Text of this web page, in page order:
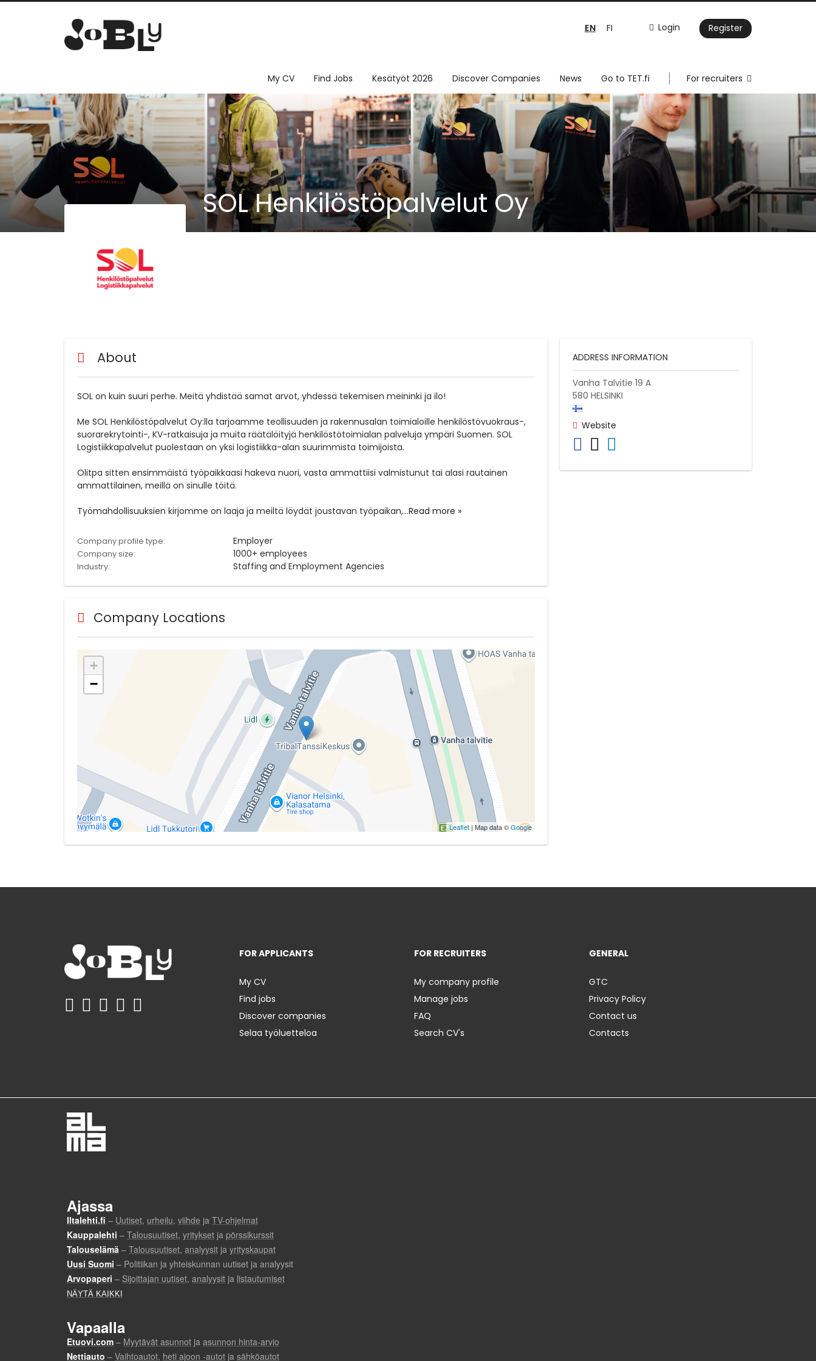
Login Register
EN FI
My CV Find Jobs Kesätyöt 2026 Discover Companies News Go to TET.fi For recruiters
SOL Henkilöstöpalvelut Oy
About
SOL on kuin suuri perhe. Meitä yhdistää samat arvot, yhdessä tekemisen meininki ja ilo!
Me SOL Henkilöstöpalvelut Oy:lla tarjoamme teollisuuden ja rakennusalan toimialoille henkilöstövuokraus-,
suorarekrytointi-, KV-ratkaisuja ja muita räätälöityjä henkilöstötoimialan palveluja ympäri Suomen. SOL
Logistiikkapalvelut puolestaan on yksi logistiikka-alan suurimmista toimijoista.
Olitpa sitten ensimmäistä työpaikkaasi hakeva nuori, vasta ammattiisi valmistunut tai alasi rautainen
ammattilainen, meillä on sinulle töitä.
Työmahdollisuuksien kirjomme on laaja ja meiltä löydät joustavan työpaikan,...Read more »
Company profile type: Employer
Company size: 1000+ employees
Industry: Staffing and Employment Agencies
Company Locations
+
−
Leaflet | Map data ©Google
ADDRESS INFORMATION
Vanha Talvitie 19 A
580 HELSINKI
Website
FOR APPLICANTS
My CV
Find jobs
Discover companies
Selaa työluetteloa
FOR RECRUITERS
My company profile
Manage jobs
FAQ
Search CV's
GENERAL
GTC
Privacy Policy
Contact us
Contacts